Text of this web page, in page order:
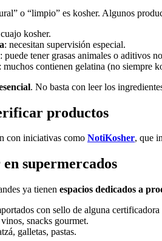
o “limpio” es kosher. Algunos
kosher.
: necesitan supervisión especial.
: puede tener grasas animales o aditivos
: muchos contienen gelatina (no siempre
. No basta con leer los
productos
con iniciativas como NotiKosher, que
en supermercados
ya tienen espacios dedicados a
con sello de alguna
snacks gourmet.
galletas, pastas.